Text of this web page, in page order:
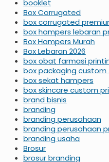
booklet
Box Corrugated
box corrugated
box hampers lebaran
Box Hampers Murah
Box Lebaran 2026
box obat farmasi
box packaging custom
box sekat hampers
box skincare custom
brand bisnis
branding
branding perusahaan
branding perusahaan
branding usaha
Brosur
brosur branding